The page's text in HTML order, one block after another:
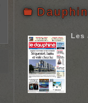
f
l
d
e
r
Les